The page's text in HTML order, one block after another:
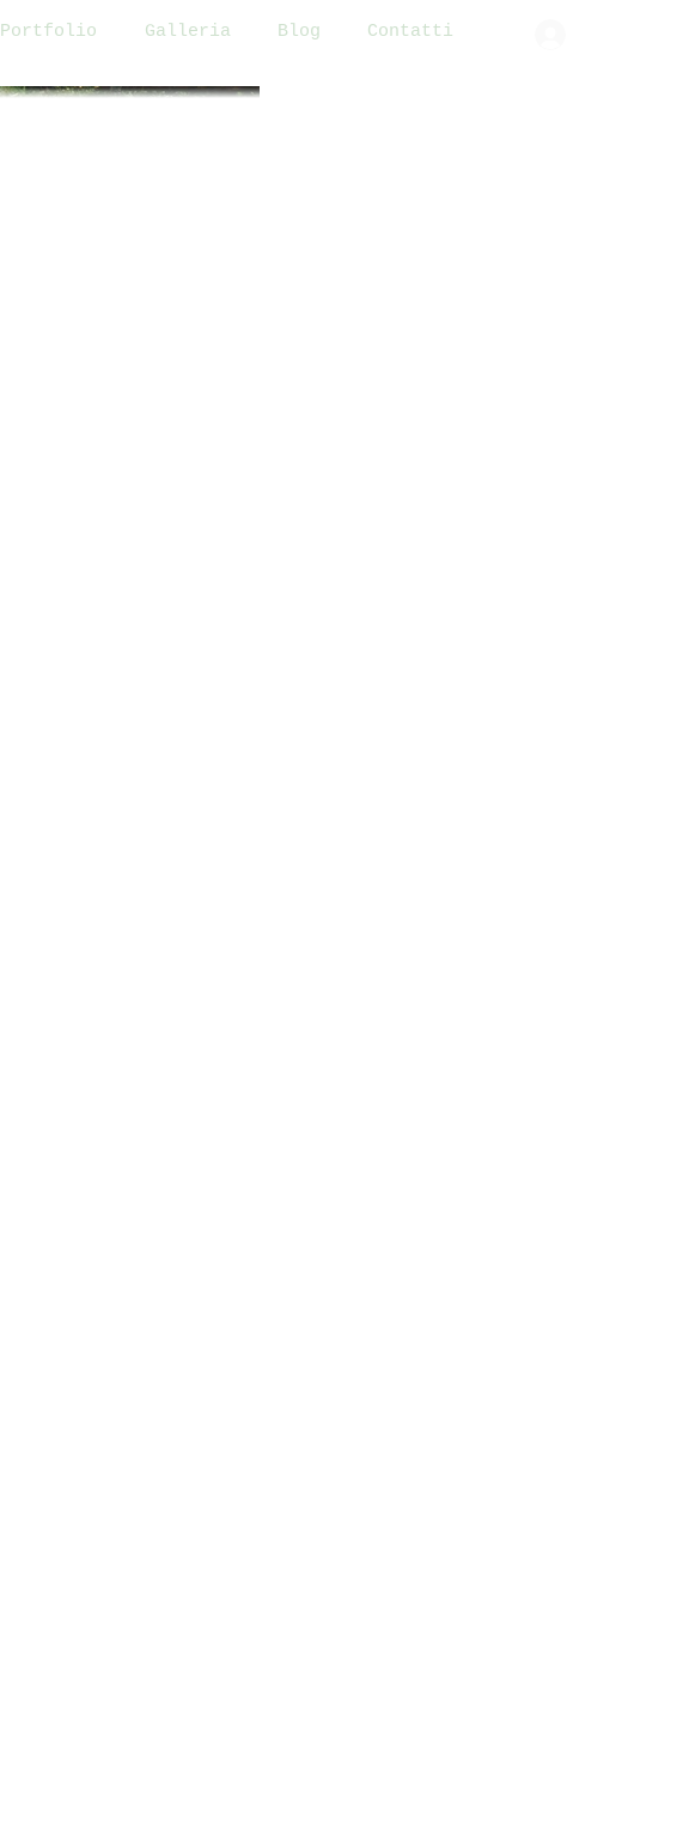
Portfolio Galleria Blog Contatti